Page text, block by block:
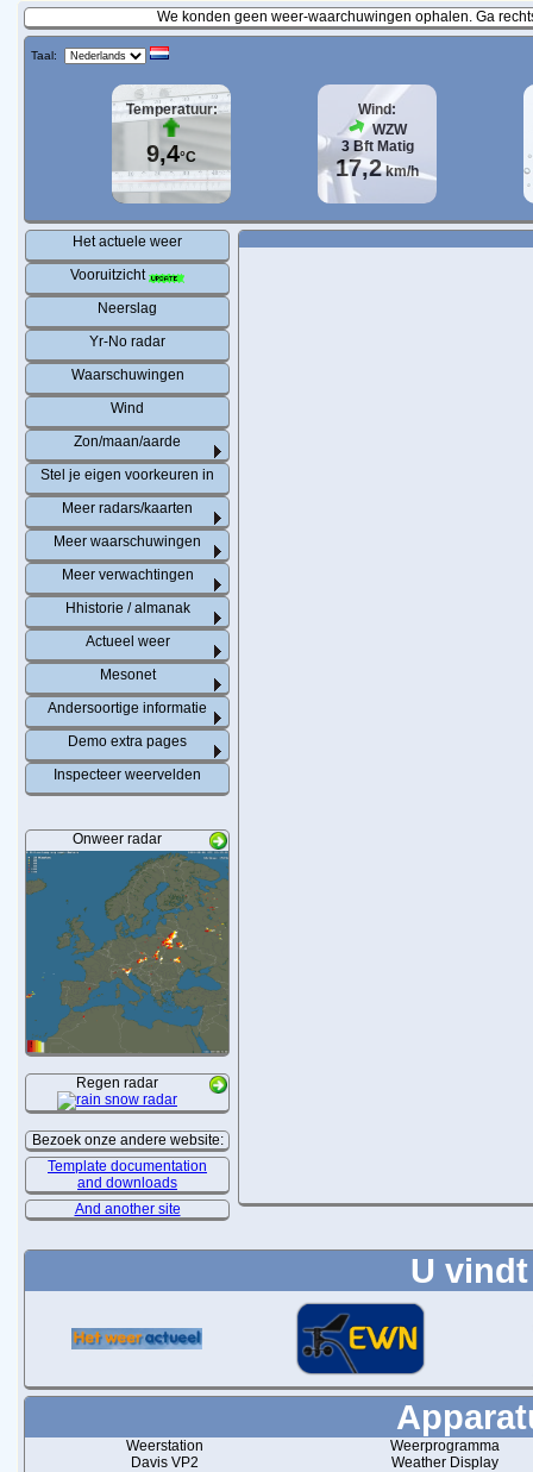
We konden geen weer-waarchuwingen ophalen. Ga
Taal:
Temperatuur:
9,4°C
Wind:
WZW
3Bft Matig
17,2km/h
Het actuele weer
Vooruitzicht
Neerslag
Yr-No radar
Waarschuwingen
Wind
Zon/maan/aarde
Stel je eigen voorkeuren in
Meer radars/kaarten
Meer waarschuwingen
Meer verwachtingen
Hhistorie / almanak
Actueel weer
Mesonet
Andersoortige informatie
Demo extra pages
Inspecteer weervelden
Onweer radar
Regen radar
Bezoek onze andere website:
Template documentation
and downloads
And another site
U
Weerstation
Davis VP2
Weerprogramma
Weather Display